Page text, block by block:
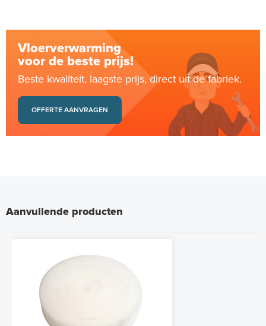
Vloerverwarming
voor de beste prijs!
Beste kwaliteit, laagste prijs, direct uit de fabriek.
OFFERTE AANVRAGEN
Aanvullende producten